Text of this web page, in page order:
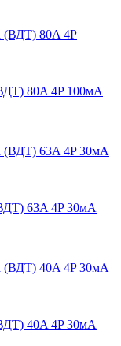
80A 4P 100мА
63A 4P 30мА
40A 4P 30мА